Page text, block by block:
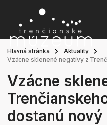
Hlavná stránka
Aktuality
Vzácne sklenené negatívy z
Vzácne
dostanú